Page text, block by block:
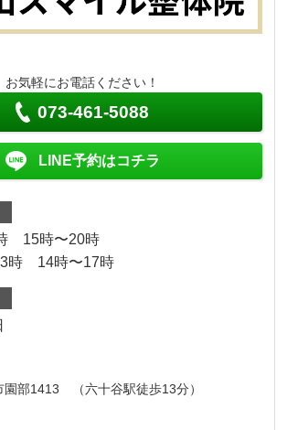
お気軽にお電話ください！
073-461-5088
LINE予約はコチラ
15時〜20時
時 14時〜17時
園部1413 （六十谷駅徒歩13分）